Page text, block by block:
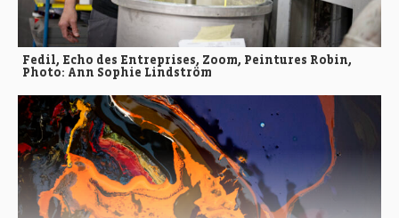
Fedil, Echo des Entreprises, Zoom, Peintures Robin,
Photo: Ann Sophie Lindström